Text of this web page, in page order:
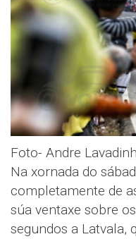
Foto- Andre
Na xornada do
completamente de
súa ventaxe sobre
segundos a Latvala,